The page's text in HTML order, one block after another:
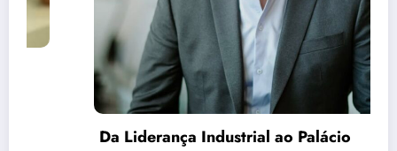
Da Liderança Industrial ao Palácio